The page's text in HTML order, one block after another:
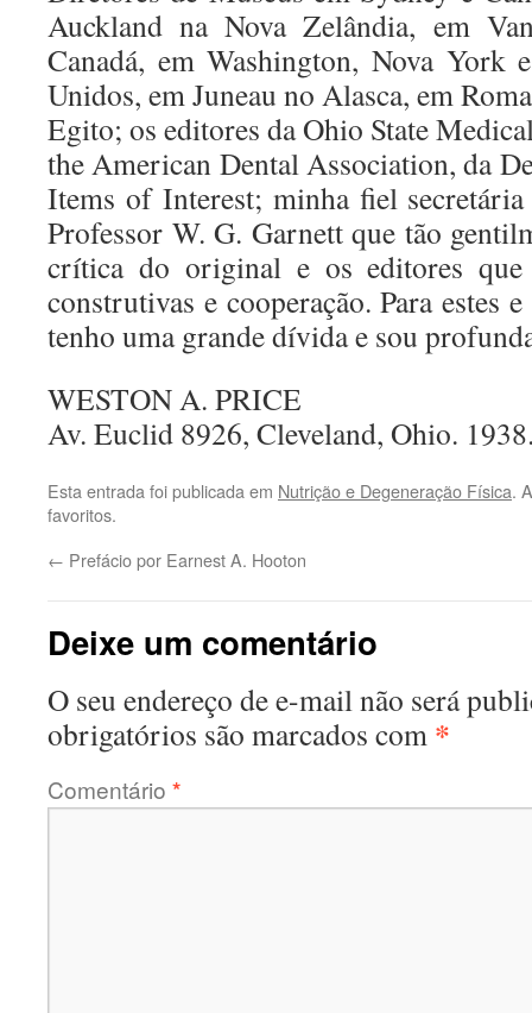
Auckland na Nova Zelândia, em
Canadá, em Washington, Nova York
Unidos, em Juneau no Alasca, em
Egito; os editores da Ohio State
the American Dental Association, da
Items of Interest; minha fiel
Professor W. G. Garnett que tão
crítica do original e os editores que
construtivas e cooperação. Para estes
tenho uma grande dívida e sou
WESTON A. PRICE
Av. Euclid 8926, Cleveland, Ohio.
Esta entrada foi publicada em Nutrição e Degeneração Física.
favoritos.
← Prefácio por Earnest A. Hooton
Deixe um comentário
O seu endereço de e-mail não será
obrigatórios são marcados com *
Comentário *